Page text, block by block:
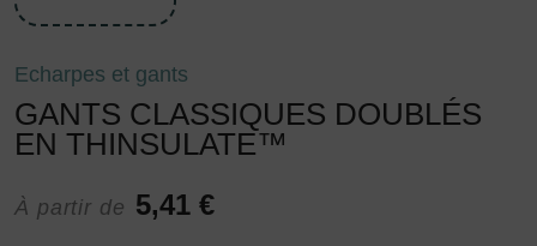
Echarpes et gants
GANTS CLASSIQUES DOUBLÉS
EN THINSULATE™
À partir de 5,41 €